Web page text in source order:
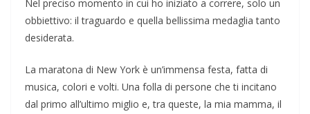
Nel preciso momento in cui ho iniziato a correre, solo un
obbiettivo: il traguardo e quella bellissima medaglia tanto
desiderata.
La maratona di New York è un’immensa festa, fatta di
musica, colori e volti. Una folla di persone che ti incitano
dal primo all’ultimo miglio e, tra queste, la mia mamma, il